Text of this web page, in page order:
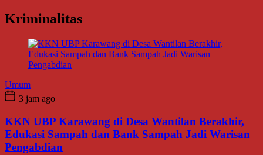
Kriminalitas
Umum
3 jam ago
KKN UBP Karawang di Desa Wantilan Berakhir,
Edukasi Sampah dan Bank Sampah Jadi Warisan
Pengabdian